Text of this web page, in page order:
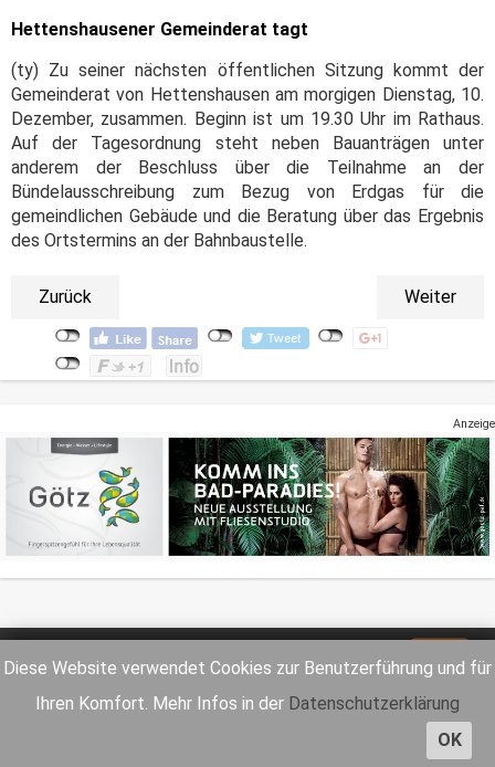
Diese Website verwendet Cookies zur Benutzerführung und für
Ihren Komfort. Mehr Infos in der Datenschutzerklärung
OK
Hettenshausener Gemeinderat tagt
(ty) Zu seiner nächsten öffentlichen Sitzung kommt der
Gemeinderat von Hettenshausen am morgigen Dienstag, 10.
Dezember, zusammen. Beginn ist um 19.30 Uhr im Rathaus.
Auf der Tagesordnung steht neben Bauanträgen unter
anderem der Beschluss über die Teilnahme an der
Bündelausschreibung zum Bezug von Erdgas für die
gemeindlichen Gebäude und die Beratung über das Ergebnis
des Ortstermins an der Bahnbaustelle.
Zurück Weiter
Anzeige